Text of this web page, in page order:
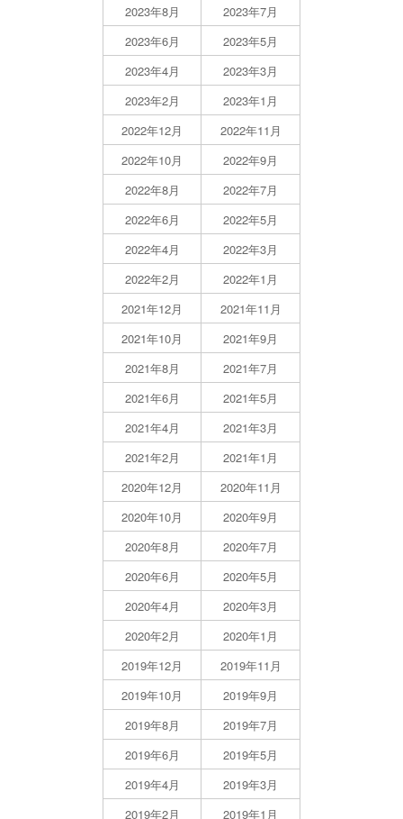
2023年8月
2023年7月
2023年6月
2023年5月
2023年4月
2023年3月
2023年2月
2023年1月
2022年12月
2022年11月
2022年10月
2022年9月
2022年8月
2022年7月
2022年6月
2022年5月
2022年4月
2022年3月
2022年2月
2022年1月
2021年12月
2021年11月
2021年10月
2021年9月
2021年8月
2021年7月
2021年6月
2021年5月
2021年4月
2021年3月
2021年2月
2021年1月
2020年12月
2020年11月
2020年10月
2020年9月
2020年8月
2020年7月
2020年6月
2020年5月
2020年4月
2020年3月
2020年2月
2020年1月
2019年12月
2019年11月
2019年10月
2019年9月
2019年8月
2019年7月
2019年6月
2019年5月
2019年4月
2019年3月
2019年2月
2019年1月